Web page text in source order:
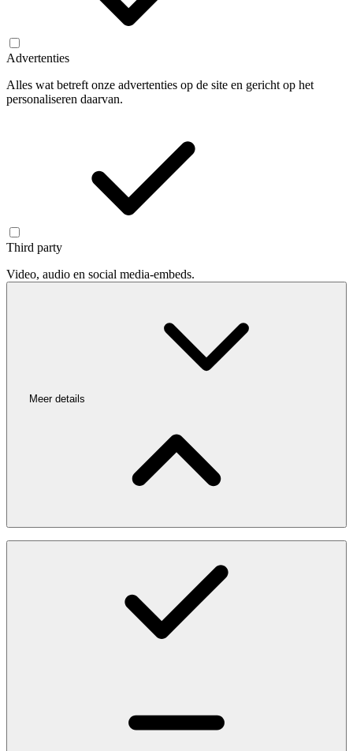
Advertenties
Alles wat betreft onze advertenties op de site en gericht op het
personaliseren daarvan.
Third party
Video, audio en social media-embeds.
Meer details